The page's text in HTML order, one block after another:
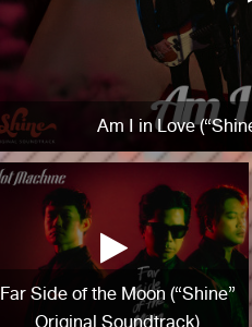
Am I in Love
Far Side of the Moon (“Shine”